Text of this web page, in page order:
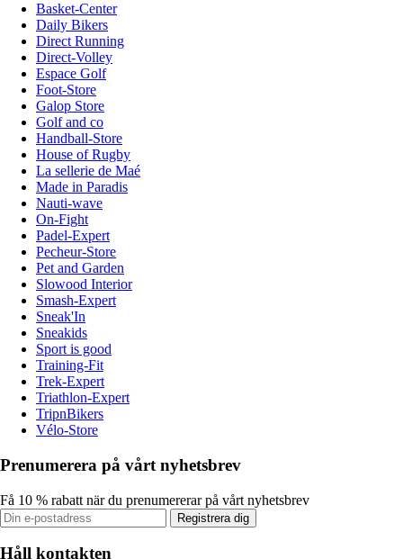
Basket-Center
Daily Bikers
Direct Running
Direct-Volley
Espace Golf
Foot-Store
Galop Store
Golf and co
Handball-Store
House of Rugby
La sellerie de Maé
Made in Paradis
Nauti-wave
On-Fight
Padel-Expert
Pecheur-Store
Pet and Garden
Slowood Interior
Smash-Expert
Sneak'In
Sneakids
Sport is good
Training-Fit
Trek-Expert
Triathlon-Expert
TripnBikers
Vélo-Store
Prenumerera på vårt nyhetsbrev
Få 10 % rabatt när du prenumererar på vårt nyhetsbrev
Registrera dig
Håll kontakten